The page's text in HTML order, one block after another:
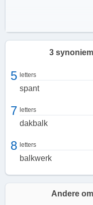
gebouw. Allereerst zorgt
3
5 letters
spant
7 letters
dakbalk
8 letters
balkwerk
Andere